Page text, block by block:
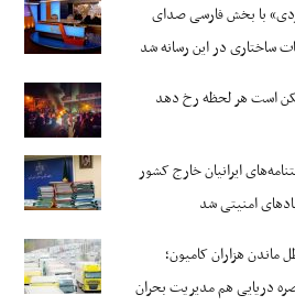
با بخش فارسی صدای
ساختاری در این رسانه شد
است هر لحظه رخ دهد
ایرانیان خارج کشور
امنیتی شد
ماندن هزاران کامیون؛
دریایی هم مدیریت بحران